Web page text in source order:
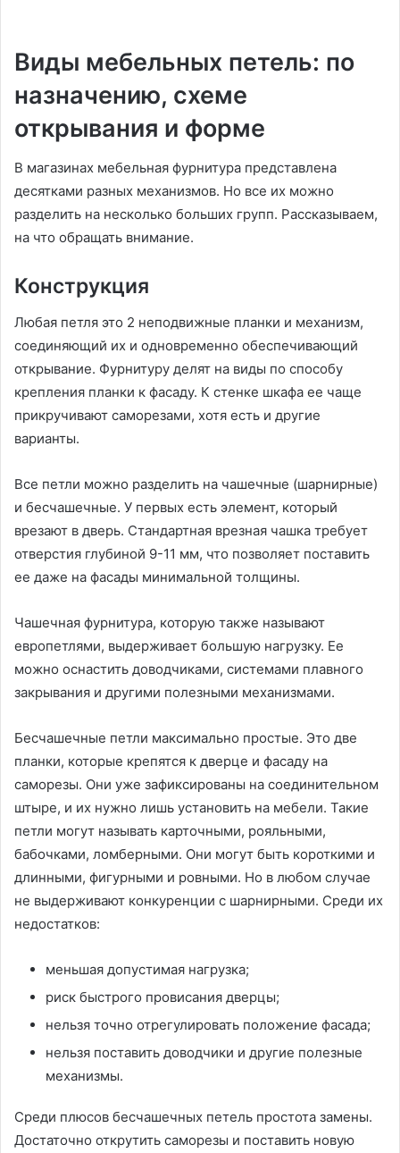
Виды мебельных петель: по
назначению, схеме
открывания и форме
В магазинах мебельная фурнитура представлена
десятками разных механизмов. Но все их можно
разделить на несколько больших групп. Рассказываем,
на что обращать внимание.
Конструкция
Любая петля это 2 неподвижные планки и механизм,
соединяющий их и одновременно обеспечивающий
открывание. Фурнитуру делят на виды по способу
крепления планки к фасаду. К стенке шкафа ее чаще
прикручивают саморезами, хотя есть и другие
варианты.
Все петли можно разделить на чашечные (шарнирные)
и бесчашечные. У первых есть элемент, который
врезают в дверь. Стандартная врезная чашка требует
отверстия глубиной 9-11 мм, что позволяет поставить
ее даже на фасады минимальной толщины.
Чашечная фурнитура, которую также называют
европетлями, выдерживает большую нагрузку. Ее
можно оснастить доводчиками, системами плавного
закрывания и другими полезными механизмами.
Бесчашечные петли максимально простые. Это две
планки, которые крепятся к дверце и фасаду на
саморезы. Они уже зафиксированы на соединительном
штыре, и их нужно лишь установить на мебели. Такие
петли могут называть карточными, рояльными,
бабочками, ломберными. Они могут быть короткими и
длинными, фигурными и ровными. Но в любом случае
не выдерживают конкуренции с шарнирными. Среди их
недостатков:
меньшая допустимая нагрузка;
риск быстрого провисания дверцы;
нельзя точно отрегулировать положение фасада;
нельзя поставить доводчики и другие полезные
механизмы.
Среди плюсов бесчашечных петель простота замены.
Достаточно открутить саморезы и поставить новую